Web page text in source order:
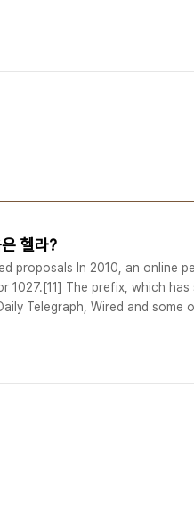
헬라?
proposals In 2010, an online
The prefix, which has
Telegraph, Wired and some
Units, considers the ch..